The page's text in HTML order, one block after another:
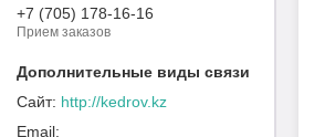
+7 (705) 178-16-16
Прием заказов
http://kedrov.kz